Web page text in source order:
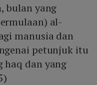
bulan yang
al-
manusia dan
petunjuk itu
haq dan yang